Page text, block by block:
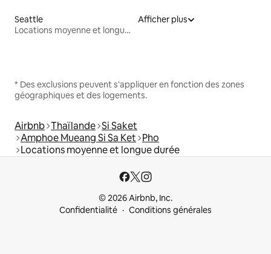
Seattle
Locations moyenne et longue durée
Afficher plus
* Des exclusions peuvent s'appliquer en fonction des zones
géographiques et des logements.
Airbnb Thaïlande Si Saket
Amphoe Mueang Si Sa Ket Pho
Locations moyenne et longue durée
© 2026 Airbnb, Inc.
Confidentialité
Conditions générales